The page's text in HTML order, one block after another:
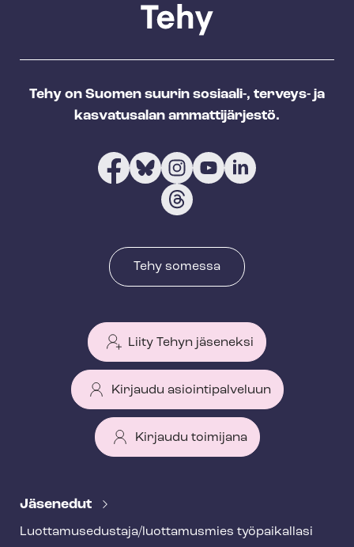
Tehy on Suomen suurin sosiaali-, terveys- ja
kasvatusalan ammattijärjestö.
Tehy somessa
Liity Tehyn jäseneksi
Kirjaudu asiointipalveluun
Kirjaudu toimijana
e
Jäsenedut
Luot­ta­muse­dus­ta­ja/luottamusmies työpaikallasi